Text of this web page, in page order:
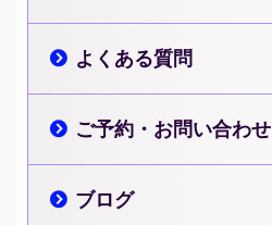
よくある質問
ご予約・お問い合わせ
ブログ